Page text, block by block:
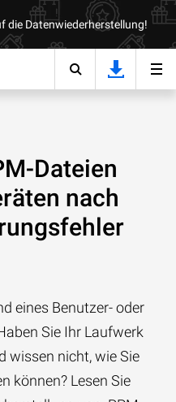
die Datenwiederherstellung!
Dateien
nach
eines Benutzer- oder
Sie Ihr Laufwerk
wissen nicht, wie Sie
können? Lesen Sie